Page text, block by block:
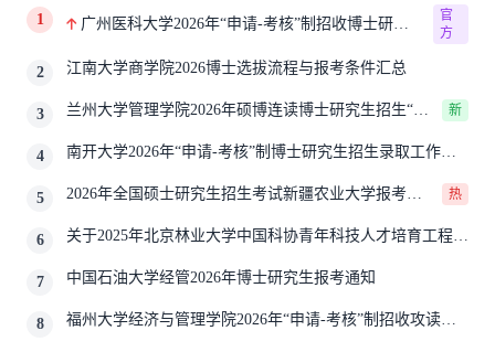
1
广州医科大学2026年“申请-考核”制招收博士研究
官
方
2 江南大学商学院2026博士选拔流程与报考条件汇总
3
兰州大学管理学院2026年硕博连读博士研究生招生“申
新
4
南开大学2026年“申请-考核”制博士研究生招生录取工作实
5
2026年全国硕士研究生招生考试新疆农业大学报考点
热
6
关于2025年北京林业大学中国科协青年科技人才培育工程博
7
中国石油大学经管2026年博士研究生报考通知
8
福州大学经济与管理学院2026年“申请-考核”制招收攻读博